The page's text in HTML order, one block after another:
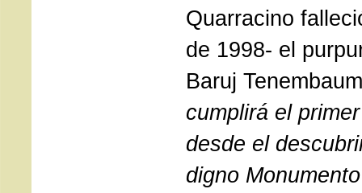
Quarracino
de 1998- el
Baruj
cumplirá el
desde el
digno